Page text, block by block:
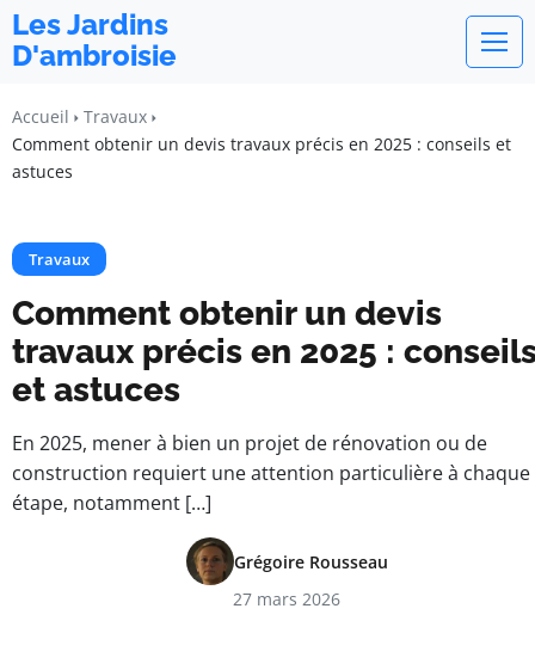
Les Jardins
D'ambroisie
Accueil
Travaux
Comment obtenir un devis travaux précis en 2025 : conseils et
astuces
Travaux
Comment obtenir un devis
travaux précis en 2025 :
et astuces
En 2025, mener à bien un projet de rénovation ou de
construction requiert une attention particulière à chaque
étape, notamment […]
Grégoire Rousseau
27 mars 2026